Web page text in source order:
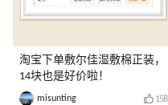
淘宝下单敷尔佳湿敷棉正装，
14块也是好价啦！
misunting 158